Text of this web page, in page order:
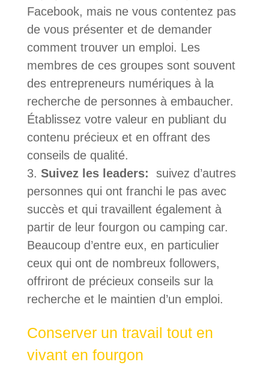
Facebook, mais ne vous contentez pas
de vous présenter et de demander
comment trouver un emploi. Les
membres de ces groupes sont souvent
des entrepreneurs numériques à la
recherche de personnes à embaucher.
Établissez votre valeur en publiant du
contenu précieux et en offrant des
conseils de qualité.
Suivez les leaders:
suivez d’autres
personnes qui ont franchi le pas avec
succès et qui travaillent également à
partir de leur fourgon ou camping car.
Beaucoup d’entre eux, en particulier
ceux qui ont de nombreux followers,
offriront de précieux conseils sur la
recherche et le maintien d’un emploi.
Conserver un travail tout en
vivant en fourgon